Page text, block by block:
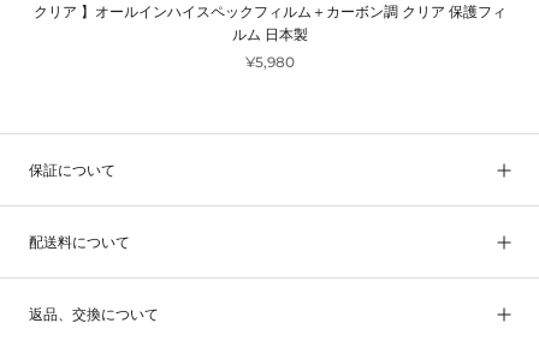
クリア 】オールインハイスペックフィルム＋カーボン調 クリア 保護フィ
ルム 日本製
¥5,980
保証について
配送料について
返品、交換について